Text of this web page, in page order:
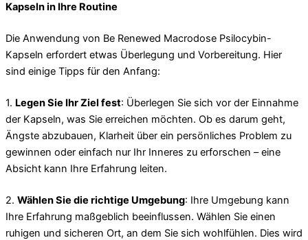
Kapseln in Ihre Routine
Die Anwendung von Be Renewed Macrodose Psilocybin-
Kapseln erfordert etwas Überlegung und Vorbereitung. Hier
sind einige Tipps für den Anfang:
1. Legen Sie Ihr Ziel fest: Überlegen Sie sich vor der Einnahme
der Kapseln, was Sie erreichen möchten. Ob es darum geht,
Ängste abzubauen, Klarheit über ein persönliches Problem zu
gewinnen oder einfach nur Ihr Inneres zu erforschen – eine
Absicht kann Ihre Erfahrung leiten.
2. Wählen Sie die richtige Umgebung: Ihre Umgebung kann
Ihre Erfahrung maßgeblich beeinflussen. Wählen Sie einen
ruhigen und sicheren Ort, an dem Sie sich wohlfühlen. Dies wird